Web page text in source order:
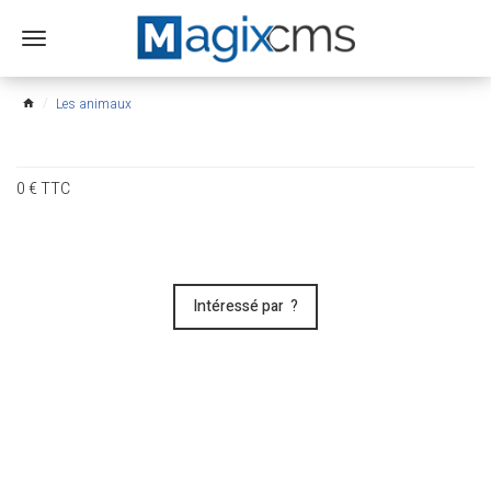
Ouvrir
menu
home Les animaux
0€TTC
Intéressé par ?